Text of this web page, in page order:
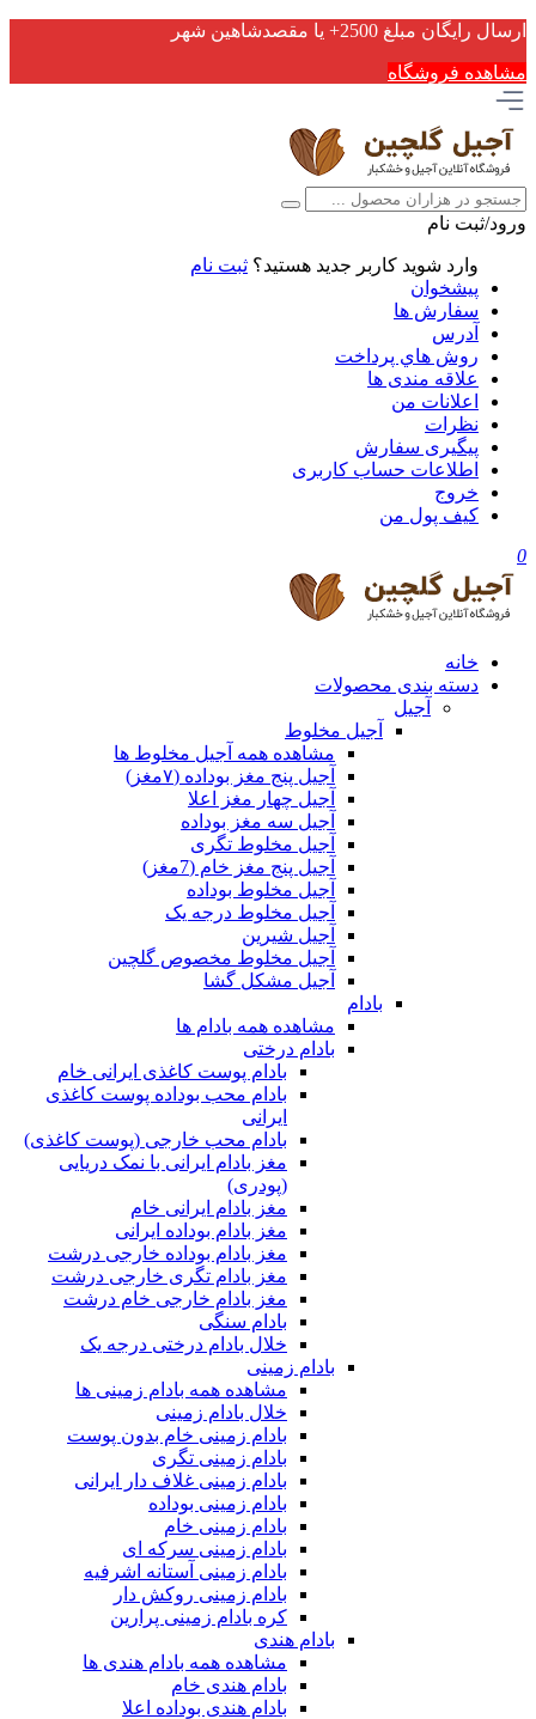
ارسال رایگان مبلغ 2500+ یا مقصدشاهین شهر
مشاهده فروشگاه
ورود/ثبت نام
وارد شوید کاربر جدید هستید؟ ثبت نام
پیشخوان
سفارش ها
آدرس
روش هاي پرداخت
علاقه مندی ها
اعلانات من
نظرات
پیگیری سفارش
اطلاعات حساب كاربری
خروج
کیف پول من
0
خانه
دسته بندی محصولات
آجیل
آجیل مخلوط
مشاهده همه آجیل مخلوط ها
آجیل پنج مغز بوداده (۷مغز)
آجیل چهار مغز اعلا
آجیل سه مغز بوداده
آجیل مخلوط تگری
آجیل پنج مغز خام (7مغز)
آجیل مخلوط بوداده
آجیل مخلوط درجه یک
آجیل شیرین
آجیل مخلوط مخصوص گلچین
آجیل مشکل گشا
بادام
مشاهده همه بادام ها
بادام درختی
بادام پوست کاغذی ایرانی خام
بادام محب بوداده پوست کاغذی
ایرانی
بادام محب خارجی (پوست کاغذی)
مغز بادام ایرانی با نمک دریایی
(پودری)
مغز بادام ایرانی خام
مغز بادام بوداده ایرانی
مغز بادام بوداده خارجی درشت
مغز بادام تگری خارجی درشت
مغز بادام خارجی خام درشت
بادام سنگی
خلال بادام درختی درجه یک
بادام زمینی
مشاهده همه بادام زمینی ها
خلال بادام زمینی
بادام زمینی خام بدون پوست
بادام زمینی تگری
بادام زمینی غلاف دار ایرانی
بادام زمینی بوداده
بادام زمینی خام
بادام زمینی سرکه ای
بادام زمینی آستانه اشرفیه
بادام زمینی روکش دار
کره بادام زمینی پرارین
بادام هندی
مشاهده همه بادام هندی ها
بادام هندی خام
بادام هندی بوداده اعلا